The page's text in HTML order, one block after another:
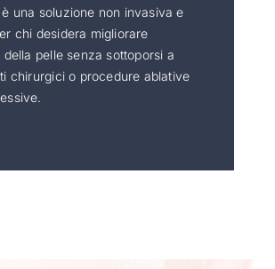
una soluzione non invasiva e
chi desidera migliorare
della pelle senza sottoporsi a
chirurgici o procedure ablative